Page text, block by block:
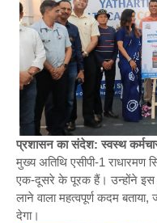
प्रशासन का संदेश: स्वस्थ
मुख्य अतिथि एसीपी-1
एक-दूसरे के पूरक हैं। उन्होंने इस
लाने वाला महत्वपूर्ण कदम
देगा।